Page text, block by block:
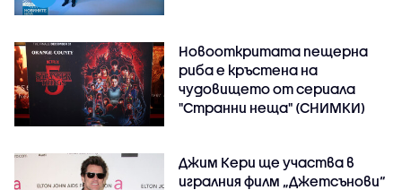
Новооткритата пещерна
риба е кръстена на
чудовището от сериала
"Странни неща" (СНИМКИ)
Джим Кери ще участва в
игралния филм „Джетсънови“